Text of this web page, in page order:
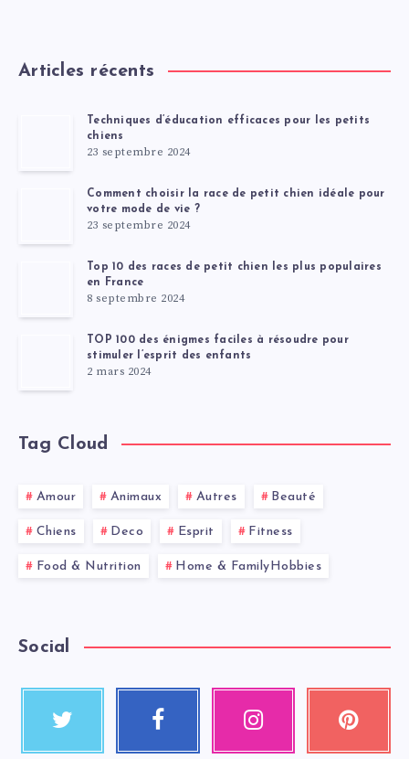
Articles récents
Techniques d’éducation efficaces pour les petits
chiens
23 septembre 2024
Comment choisir la race de petit chien idéale pour
votre mode de vie ?
23 septembre 2024
Top 10 des races de petit chien les plus populaires
en France
8 septembre 2024
TOP 100 des énigmes faciles à résoudre pour
stimuler l’esprit des enfants
2 mars 2024
Tag Cloud
Amour Animaux Autres Beauté
Chiens Deco Esprit Fitness
Food & Nutrition Home & FamilyHobbies
Social